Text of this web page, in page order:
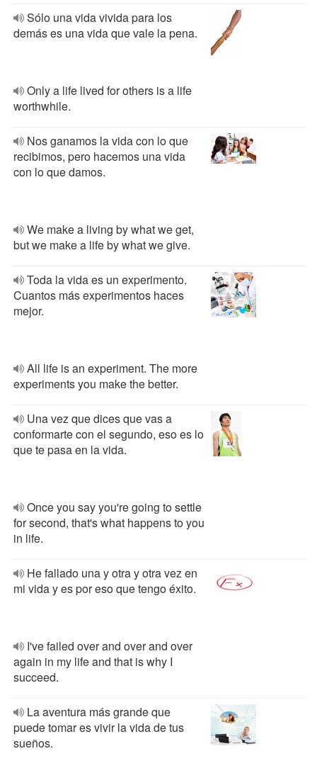
Sólo una vida vivida para los
demás es una vida que vale la pena.
Only a life lived for others is a life
worthwhile.
Nos ganamos la vida con lo que
recibimos, pero hacemos una vida
con lo que damos.
We make a living by what we get,
but we make a life by what we give.
Toda la vida es un experimento.
Cuantos más experimentos haces
mejor.
All life is an experiment. The more
experiments you make the better.
Una vez que dices que vas a
conformarte con el segundo, eso es lo
que te pasa en la vida.
Once you say you're going to settle
for second, that's what happens to you
in life.
He fallado una y otra y otra vez en
mi vida y es por eso que tengo éxito.
I've failed over and over and over
again in my life and that is why I
succeed.
La aventura más grande que
puede tomar es vivir la vida de tus
sueños.